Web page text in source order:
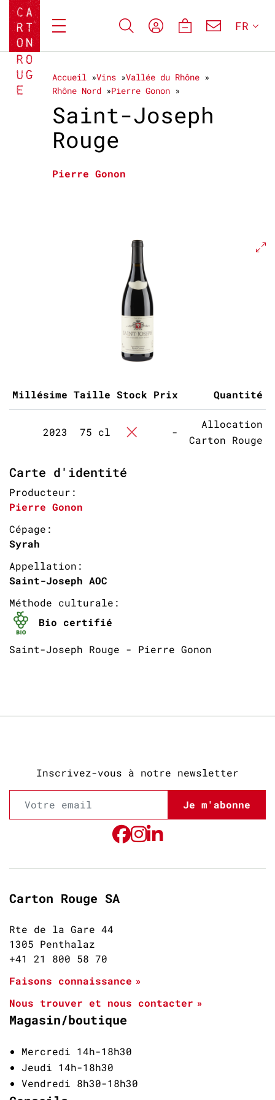
FR
Accueil Vins
Vallée du Rhône
Rhône Nord
Pierre Gonon
Saint-Joseph
Rouge
Pierre Gonon
Millésime Taille Stock Prix Quantité
2023 75 cl -
Allocation
Carton Rouge
Carte d'identité
Producteur:
Pierre Gonon
Cépage:
Syrah
Appellation:
Saint-Joseph AOC
Méthode culturale:
Bio certifié
Saint-Joseph Rouge - Pierre Gonon
Inscrivez-vous à notre newsletter
Je m'abonne
Carton Rouge SA
Rte de la Gare 44
1305 Penthalaz
+41 21 800 58 70
Faisons connaissance
Nous trouver et nous contacter
Magasin/boutique
Mercredi 14h-18h30
Jeudi 14h-18h30
Vendredi 8h30-18h30